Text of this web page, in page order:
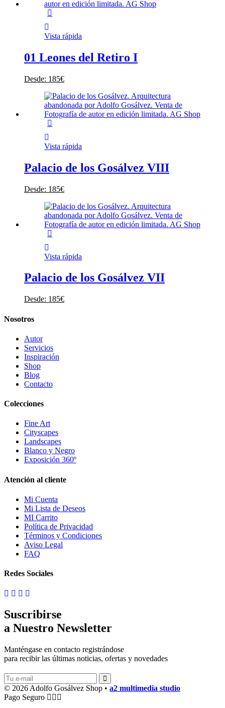
Vista rápida
01 Leones del Retiro I
Desde: 185€
Vista rápida
Palacio de los Gosálvez VIII
Desde: 185€
Vista rápida
Palacio de los Gosálvez VII
Desde: 185€
Nosotros
Autor
Servicios
Inspiración
Shop
Blog
Contacto
Colecciones
Fine Art
Cityscapes
Landscapes
Blanco y Negro
Exposición 360º
Atención al cliente
Mi Cuenta
Mi Lista de Deseos
MI Carrito
Política de Privacidad
Términos y Condiciones
Aviso Legal
FAQ
Redes Sociales
Suscribirse
a Nuestro Newsletter
Manténgase en contacto registrándose
para recibir las últimas noticias, ofertas y novedades
© 2026 Adolfo Gosálvez Shop • a2 multimedia studio
Pago Seguro